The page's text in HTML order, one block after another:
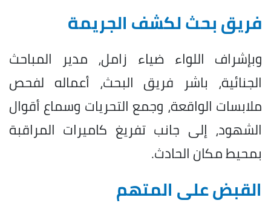
فريق بحث لكشف الجريمة
وبإشراف اللواء ضياء زامل، مدير المباحث
الجنائية، باشر فريق البحث، أعماله لفحص
ملابسات الواقعة، وجمع التحريات وسماع أقوال
الشهود، إلى جانب تفريغ كاميرات المراقبة
بمحيط مكان الحادث.
القبض على المتهم